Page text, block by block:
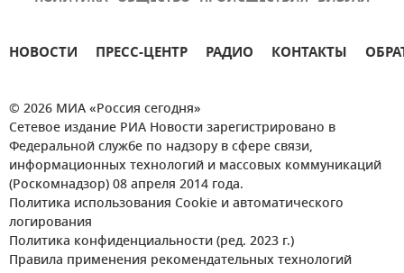
НОВОСТИ ПРЕСС-ЦЕНТР РАДИО КОНТАКТЫ
© 2026 МИА «Россия сегодня»
Сетевое издание РИА Новости зарегистрировано в
Федеральной службе по надзору в сфере связи,
информационных технологий и массовых коммуникаций
(Роскомнадзор) 08 апреля 2014 года.
Политика использования Cookie и автоматического
логирования
Политика конфиденциальности (ред. 2023 г.)
Правила применения рекомендательных технологий